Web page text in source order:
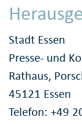
Stadt Essen
Presse- und
Rathaus,
45121 Essen
Telefon: +49